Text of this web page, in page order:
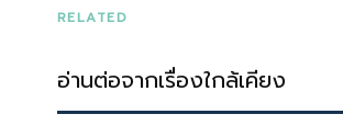
RELATED
อ่านต่อจากเรื่องใกล้เคียง